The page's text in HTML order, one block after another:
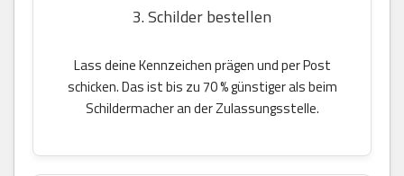
3. Schilder bestellen
Lass deine Kennzeichen prägen und per Post
schicken. Das ist bis zu 70 % günstiger als beim
Schildermacher an der Zulassungsstelle.